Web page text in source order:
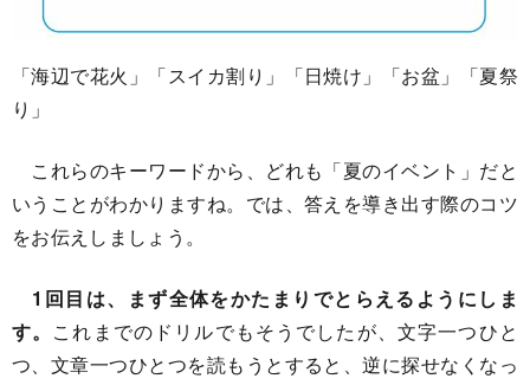
「海辺で花火」「スイカ割り」「日焼け」「お盆」「夏祭
り」
これらのキーワードから、どれも「夏のイベント」だと
いうことがわかりますね。では、答えを導き出す際のコツ
をお伝えしましょう。
1回目は、まず全体をかたまりでとらえるようにしま
す。 これまでのドリルでもそうでしたが、文字一つひと
つ、文章一つひとつを読もうとすると、逆に探せなくなっ